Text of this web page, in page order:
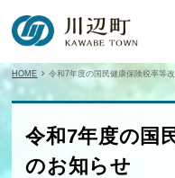
HOME 令和7年度の国民健康保険税率等
令和7年度の国
のお知らせ